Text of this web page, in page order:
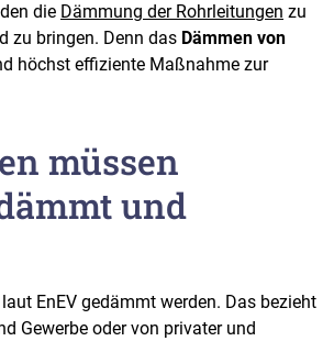
die Dämmung der Rohrleitungen zu
zu bringen. Denn das Dämmen von
höchst effiziente Maßnahme zur
müssen
und
EnEV gedämmt werden. Das bezieht
Gewerbe oder von privater und